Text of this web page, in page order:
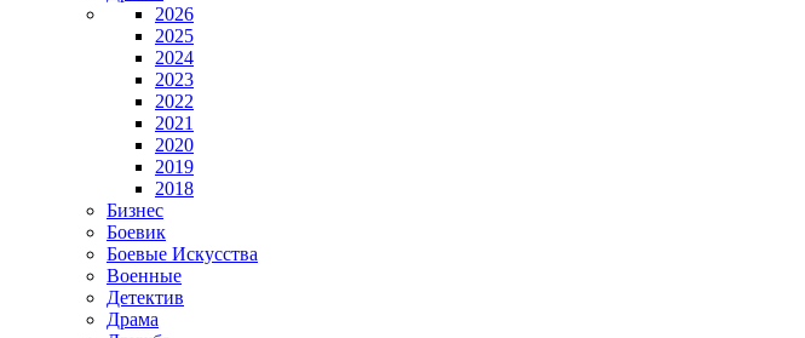
2026
2025
2024
2023
2022
2021
2020
2019
2018
Бизнес
Боевик
Боевые Искусства
Военные
Детектив
Драма